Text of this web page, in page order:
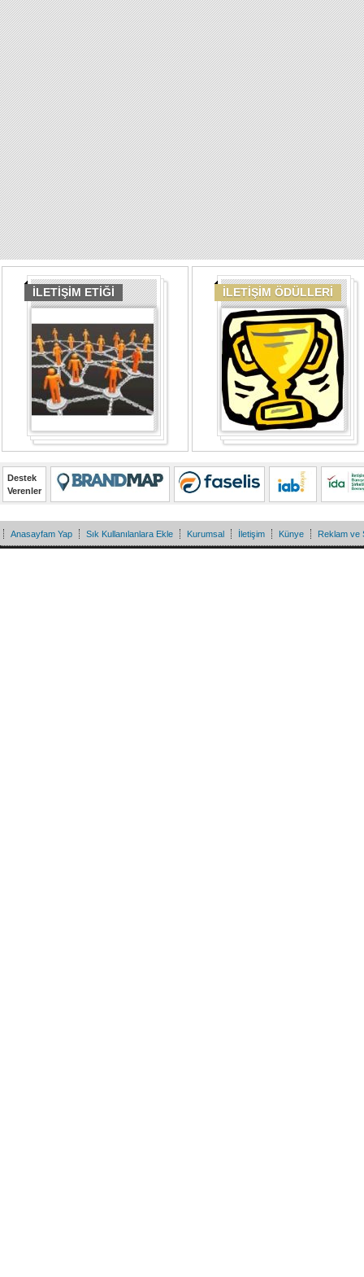
İLETİŞİM ETİĞİ İLETİŞİM ÖDÜLLERİ
Destek
Verenler
Anasayfam Yap Sık Kullanılanlara Ekle Kurumsal İletişim Künye Reklam ve